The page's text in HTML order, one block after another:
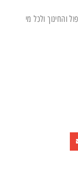
והחינוך ולכל מי